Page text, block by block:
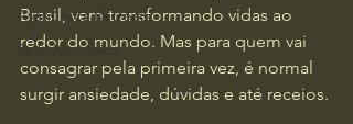
Ayahuasca Retreats
Reiki Xamânico
Brasil, vem transformando vidas ao
redor do mundo. Mas para quem vai
consagrar pela primeira vez, é normal
surgir ansiedade, dúvidas e até receios.